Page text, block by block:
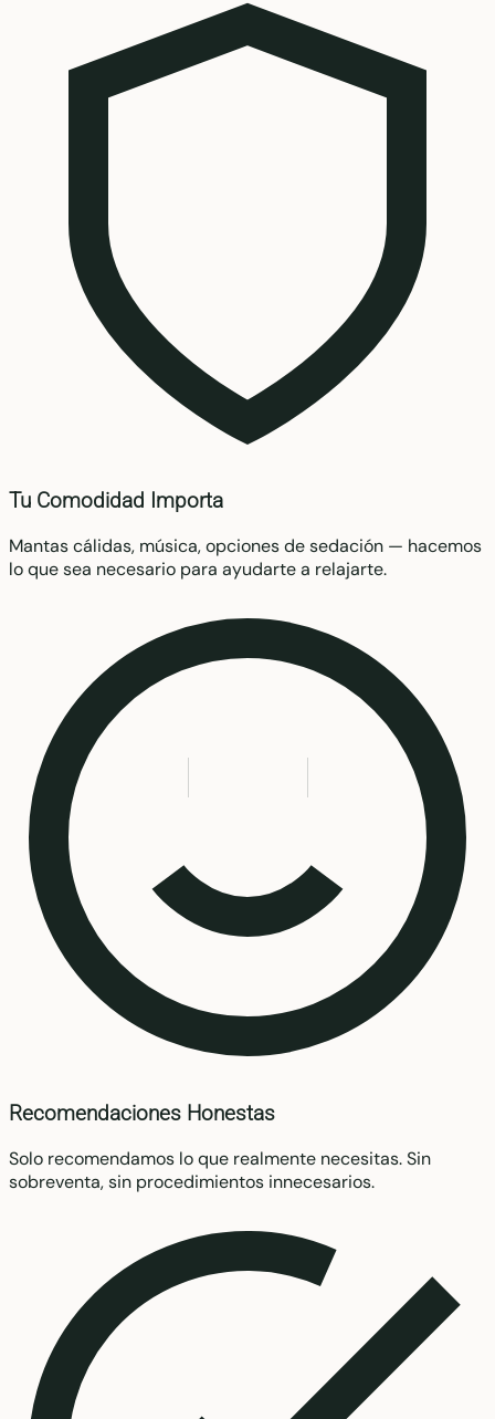
Tu Comodidad Importa
Mantas cálidas, música, opciones de sedación — hacemos
lo que sea necesario para ayudarte a relajarte.
Recomendaciones Honestas
Solo recomendamos lo que realmente necesitas. Sin
sobreventa, sin procedimientos innecesarios.